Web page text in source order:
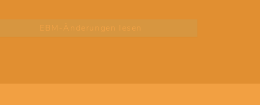
EBM-Änderungen lesen